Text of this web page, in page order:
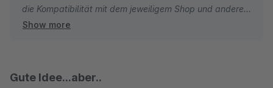
die Kompatibilität mit dem jeweiligem Shop und anderen
Plugins überprüft werden. Es freut uns, dass soe mit der
Show more
Gute Idee...aber..